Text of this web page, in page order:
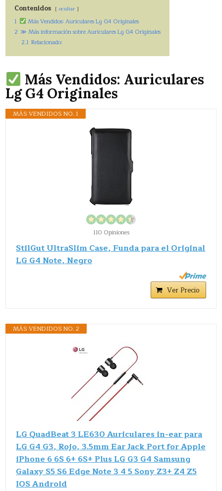
Contenidos ocultar
1
Más Vendidos: Auriculares Lg G4 Originales
2 ≫ Más información sobre Auriculares Lg G4 Originales
2.1 Relacionado:
Más Vendidos: Auriculares
Lg G4 Originales
MÁS VENDIDOS NO. 1
110 Opiniones
StilGut UltraSlim Case, Funda para el Original
LG G4 Note, Negro
Ver Precio
MÁS VENDIDOS NO. 2
LG QuadBeat 3 LE630 Auriculares in-ear para
LG G4 G3, Rojo, 3.5mm Ear Jack Port for Apple
iPhone 6 6S 6+ 6S+ Plus LG G3 G4 Samsung
Galaxy S5 S6 Edge Note 3 4 5 Sony Z3+ Z4 Z5
IOS Android